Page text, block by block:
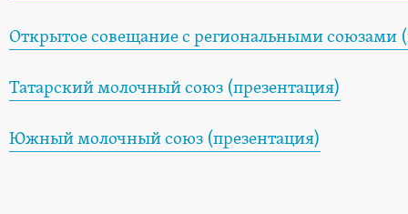
Открытое совещание с региональными союзами
Татарский молочный союз (презентация)
Южный молочный союз (презентация)